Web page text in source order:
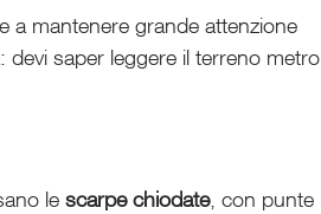
a mantenere grande attenzione
saper leggere il terreno metro
le scarpe chiodate, con punte